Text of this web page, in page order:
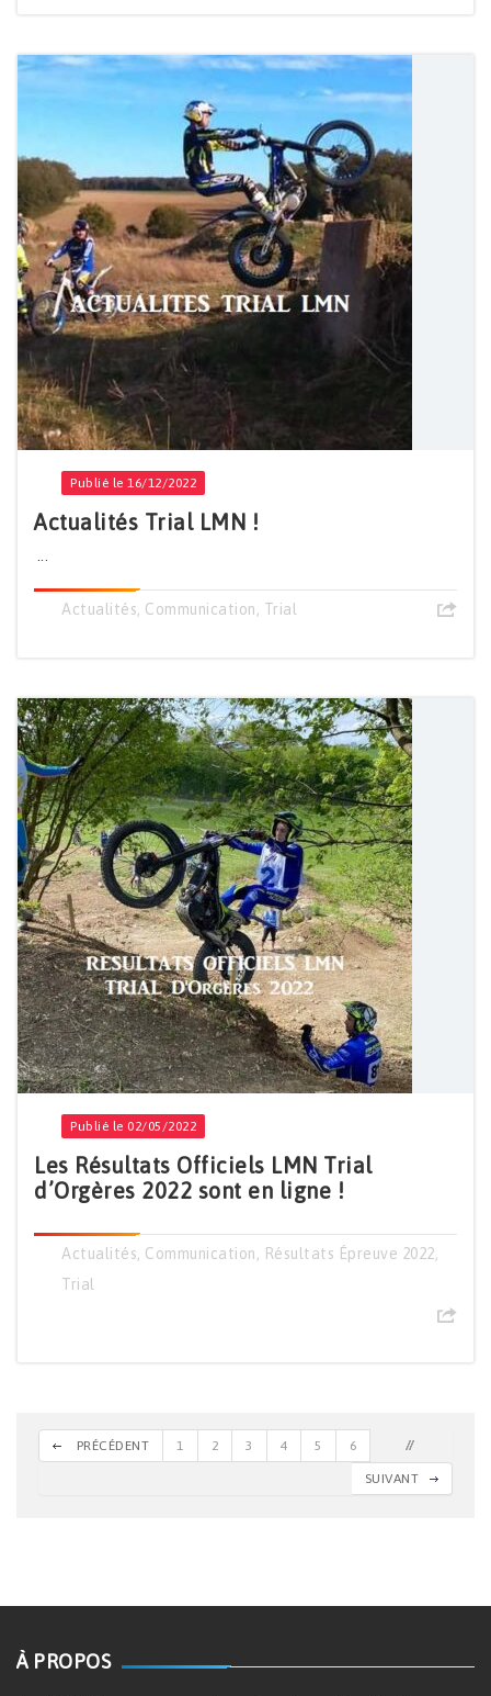
Publié le 16/12/2022
Actualités Trial LMN !
Actualités Communication Trial
Publié le 02/05/2022
Les Résultats Officiels LMN Trial
d’Orgères 2022 sont en ligne !
Actualités Communication Résultats Épreuve 2022
Trial
PRÉCÉDENT 1 2 3 4 5 6
SUIVANT
À PROPOS